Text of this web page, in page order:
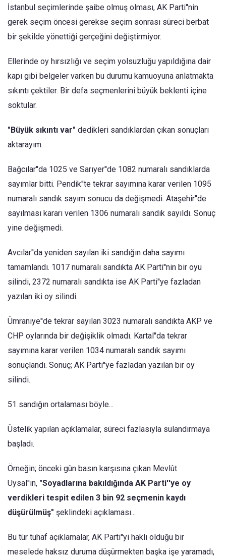
İstanbul seçimlerinde şaibe olmuş olması, AK Parti''nin
gerek seçim öncesi gerekse seçim sonrası süreci berbat
bir şekilde yönettiği gerçeğini değiştirmiyor.
Ellerinde oy hırsızlığı ve seçim yolsuzluğu yapıldığına dair
kapı gibi belgeler varken bu durumu kamuoyuna anlatmakta
sıkıntı çektiler. Bir defa seçmenlerini büyük beklenti içine
soktular.
"Büyük sıkıntı var" dedikleri sandıklardan çıkan sonuçları
aktarayım.
Bağcılar''da 1025 ve Sarıyer''de 1082 numaralı sandıklarda
sayımlar bitti. Pendik''te tekrar sayımına karar verilen 1095
numaralı sandık sayım sonucu da değişmedi. Ataşehir''de
sayılması kararı verilen 1306 numaralı sandık sayıldı. Sonuç
yine değişmedi.
Avcılar''da yeniden sayılan iki sandığın daha sayımı
tamamlandı. 1017 numaralı sandıkta AK Parti''nin bir oyu
silindi, 2372 numaralı sandıkta ise AK Parti''ye fazladan
yazılan iki oy silindi.
Ümraniye''de tekrar sayılan 3023 numaralı sandıkta AKP ve
CHP oylarında bir değişiklik olmadı. Kartal''da tekrar
sayımına karar verilen 1034 numaralı sandık sayımı
sonuçlandı. Sonuç; AK Parti''ye fazladan yazılan bir oy
silindi.
51 sandığın ortalaması böyle...
Üstelik yapılan açıklamalar, süreci fazlasıyla sulandırmaya
başladı.
Örneğin; önceki gün basın karşısına çıkan Mevlût
Uysal''ın, "Soyadlarına bakıldığında AK Parti''ye oy
verdikleri tespit edilen 3 bin 92 seçmenin kaydı
düşürülmüş" şeklindeki açıklaması...
Bu tür tuhaf açıklamalar, AK Parti''yi haklı olduğu bir
meselede haksız duruma düşürmekten başka işe yaramadı,